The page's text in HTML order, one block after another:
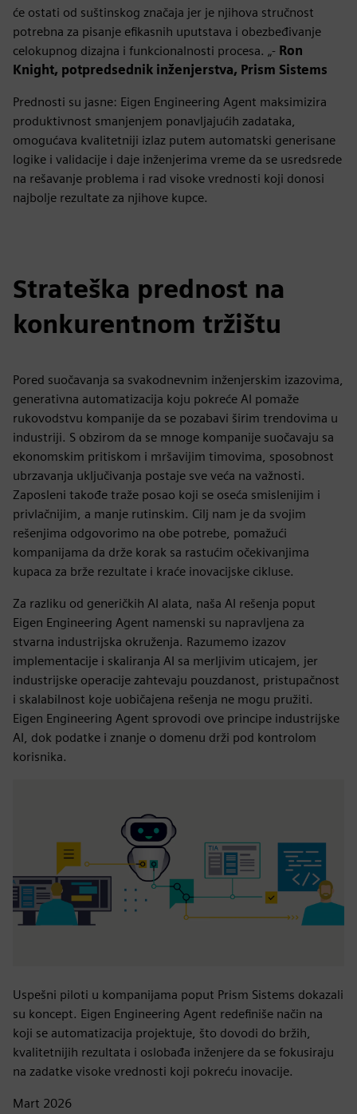
će ostati od suštinskog značaja jer je njihova stručnost
potrebna za pisanje efikasnih uputstava i obezbeđivanje
celokupnog dizajna i funkcionalnosti procesa. „- Ron
Knight, potpredsednik inženjerstva, Prism Sistems
Prednosti su jasne: Eigen Engineering Agent maksimizira
produktivnost smanjenjem ponavljajućih zadataka,
omogućava kvalitetniji izlaz putem automatski generisane
logike i validacije i daje inženjerima vreme da se usredsrede
na rešavanje problema i rad visoke vrednosti koji donosi
najbolje rezultate za njihove kupce.
Strateška prednost na
konkurentnom tržištu
Pored suočavanja sa svakodnevnim inženjerskim izazovima,
generativna automatizacija koju pokreće AI pomaže
rukovodstvu kompanije da se pozabavi širim trendovima u
industriji. S obzirom da se mnoge kompanije suočavaju sa
ekonomskim pritiskom i mršavijim timovima, sposobnost
ubrzavanja uključivanja postaje sve veća na važnosti.
Zaposleni takođe traže posao koji se oseća smislenijim i
privlačnijim, a manje rutinskim. Cilj nam je da svojim
rešenjima odgovorimo na obe potrebe, pomažući
kompanijama da drže korak sa rastućim očekivanjima
kupaca za brže rezultate i kraće inovacijske cikluse.
Za razliku od generičkih AI alata, naša AI rešenja poput
Eigen Engineering Agent namenski su napravljena za
stvarna industrijska okruženja. Razumemo izazov
implementacije i skaliranja AI sa merljivim uticajem, jer
industrijske operacije zahtevaju pouzdanost, pristupačnost
i skalabilnost koje uobičajena rešenja ne mogu pružiti.
Eigen Engineering Agent sprovodi ove principe industrijske
AI, dok podatke i znanje o domenu drži pod kontrolom
korisnika.
Uspešni piloti u kompanijama poput Prism Sistems dokazali
su koncept. Eigen Engineering Agent redefiniše način na
koji se automatizacija projektuje, što dovodi do bržih,
kvalitetnijih rezultata i oslobađa inženjere da se fokusiraju
na zadatke visoke vrednosti koji pokreću inovacije.
Mart 2026